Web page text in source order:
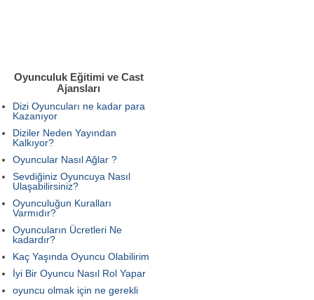
Oyunculuk Eğitimi ve Cast
Ajansları
Dizi Oyuncuları ne kadar para
Kazanıyor
Diziler Neden Yayından
Kalkıyor?
Oyuncular Nasıl Ağlar ?
Sevdiğiniz Oyuncuya Nasıl
Ulaşabilirsiniz?
Oyunculuğun Kuralları
Varmıdır?
Oyuncuların Ücretleri Ne
kadardır?
Kaç Yaşında Oyuncu Olabilirim
İyi Bir Oyuncu Nasıl Rol Yapar
oyuncu olmak için ne gerekli